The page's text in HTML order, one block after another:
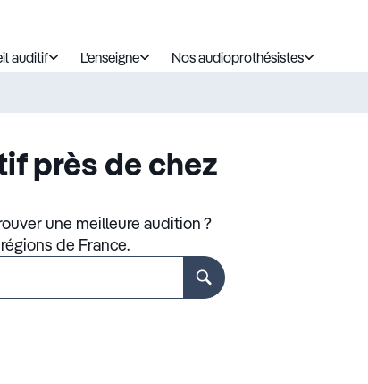
auditif L’enseigne Nos audioprothésistes
près de chez
une meilleure audition ?
de France.